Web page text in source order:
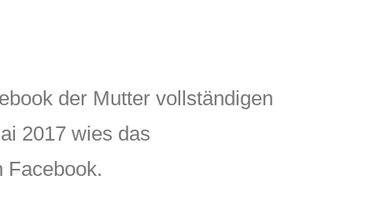
der Mutter vollständigen
2017 wies das
Facebook.